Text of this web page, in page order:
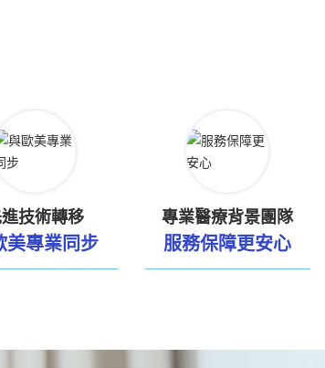
技術轉移
美專業同步
專業醫療背景團隊
服務保障更安心